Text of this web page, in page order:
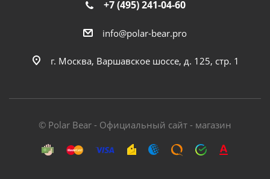
+7 (495) 241-04-60
info@polar-bear.pro
г. Москва, Варшавское шоссе, д. 125, стр. 1
© Polar Bear - Официальный сайт - магазин